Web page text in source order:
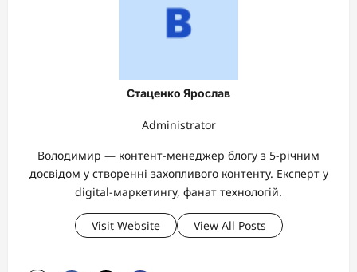
Стаценко Ярослав
Administrator
Володимир — контент-менеджер блогу з 5-річним
досвідом у створенні захопливого контенту. Експерт у
digital-маркетингу, фанат технологій.
Visit Website View All Posts